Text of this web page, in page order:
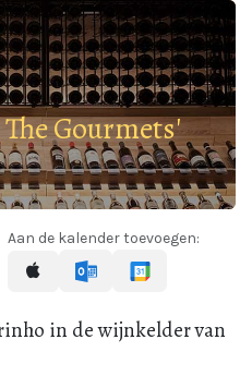
Gourmets'
Aan de kalender toevoegen:
in de wijnkelder van